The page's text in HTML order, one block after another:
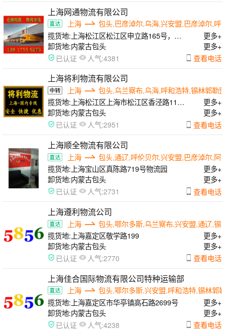
上海网通物流有限公司
上海
包头,巴彦淖尔,乌海,兴安盟,巴彦淖尔,呼
揽货地: 上海松江区松江区申立路165号，闵
行区曙光路168号，浦东区申江南路555号
更多+
卸货地:内蒙古包头 更多+
已认证 人气:4381 查看电话
上海将利物流有限公司
上海
包头,乌兰察布,乌海,呼和浩特,锡林郭勒
揽货地: 上海松江区上海市松江区香泾路115
号7幢
更多+
卸货地:内蒙古包头 更多+
已认证 人气:2951 查看电话
上海顺全物流有限公司
上海
包头,通辽,呼伦贝尔,兴安盟,巴彦淖尔,阿
揽货地: 上海宝山区真陈路719号物流园
更多+
卸货地:内蒙古包头 更多+
已认证 人气:2731 查看电话
上海遵利物流公司
上海
包头,鄂尔多斯,乌兰察布,兴安盟,通辽,锡
揽货地: 上海嘉定区敬学路199
更多+
卸货地:内蒙古包头 更多+
已认证 人气:2770 查看电话
上海佳合国际物流有限公司特种运输部
上海
包头,鄂尔多斯,兴安盟,呼和浩特,锡林郭
揽货地: 上海嘉定区市华亭镇高石路2699号
更多+
卸货地:内蒙古包头 更多+
已认证 人气:4238 查看电话